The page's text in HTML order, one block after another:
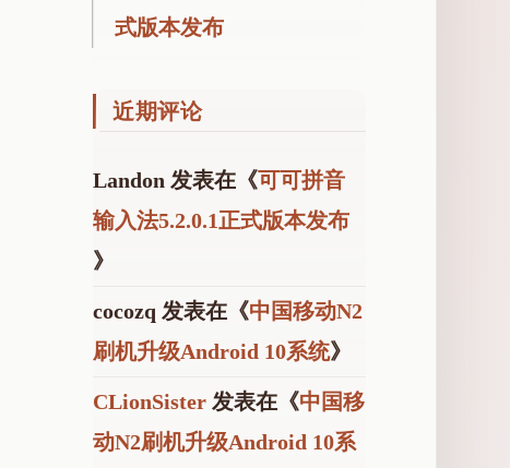
式版本发布
近期评论
Landon 发表在《可可拼音
输入法5.2.0.1正式版本发布
》
cocozq 发表在《中国移动N2
刷机升级Android 10系统》
CLionSister 发表在《中国移
动N2刷机升级Android 10系